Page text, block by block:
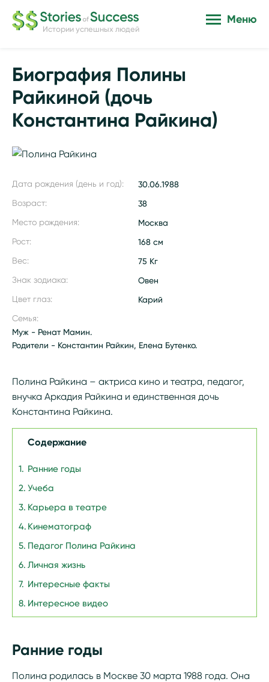
Истории успешных людей
Меню
Биография Полины
Райкиной (дочь
Константина Райкина)
Дата рождения (день и год): 30.06.1988
Возраст: 38
Место рождения: Москва
Рост: 168 см
Вес: 75 Кг
Знак зодиака: Овен
Цвет глаз: Карий
Семья:
Муж - Ренат Мамин.
Родители - Константин Райкин, Елена Бутенко.
Полина Райкина – актриса кино и театра, педагог,
внучка Аркадия Райкина и единственная дочь
Константина Райкина.
Содержание
Ранние годы
Учеба
Карьера в театре
Кинематограф
Педагог Полина Райкина
Личная жизнь
Интересные факты
Интересное видео
Ранние годы
Полина родилась в Москве 30 марта 1988 года. Она